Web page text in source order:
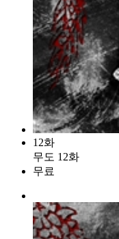
12화
무도 12화
무료